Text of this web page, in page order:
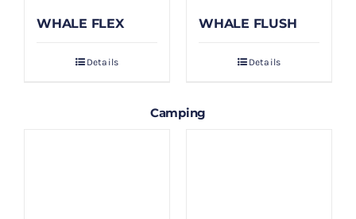
WHALE FLEX
Details
WHALE FLUSH
Details
Camping